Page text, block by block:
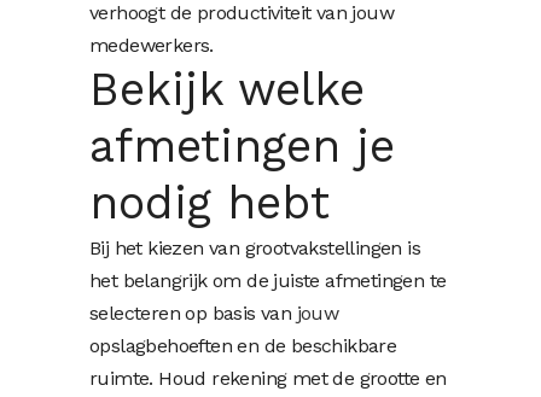
verhoogt de productiviteit van jouw
medewerkers.
Bekijk welke
afmetingen je
nodig hebt
Bij het kiezen van grootvakstellingen is
het belangrijk om de juiste afmetingen te
selecteren op basis van jouw
opslagbehoeften en de beschikbare
ruimte. Houd rekening met de grootte en